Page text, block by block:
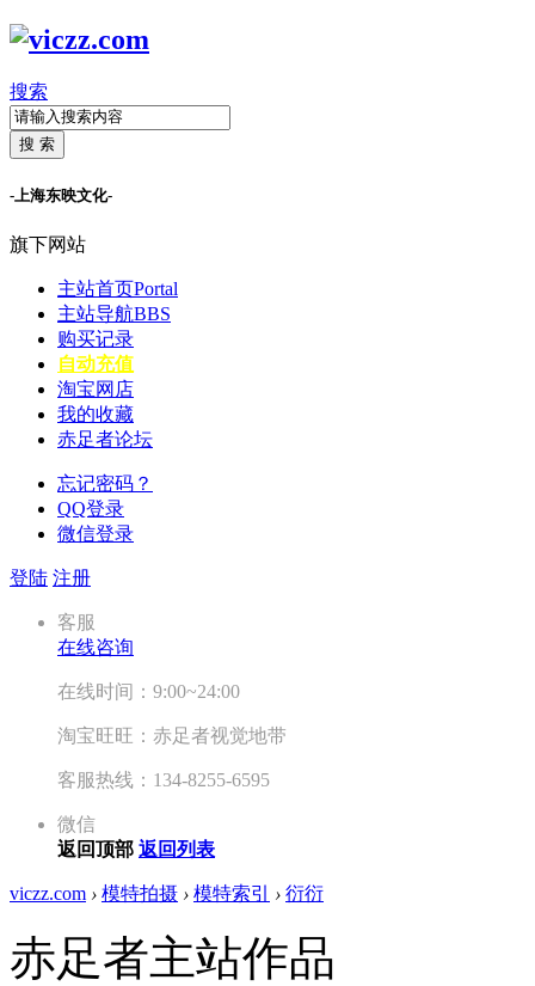
搜索
搜 索
-上海东映文化-
旗下网站
主站首页Portal
主站导航BBS
购买记录
自动充值
淘宝网店
我的收藏
赤足者论坛
忘记密码？
QQ登录
微信登录
登陆 注册
客服
在线咨询
在线时间：9:00~24:00
淘宝旺旺：赤足者视觉地带
客服热线：134-8255-6595
微信
返回顶部 返回列表
viczz.com › 模特拍摄 › 模特索引 › 衍衍
赤足者主站作品